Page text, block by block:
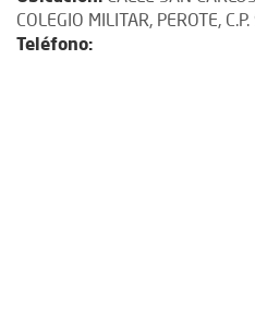
COLEGIO MILITAR, PEROTE,
Teléfono: